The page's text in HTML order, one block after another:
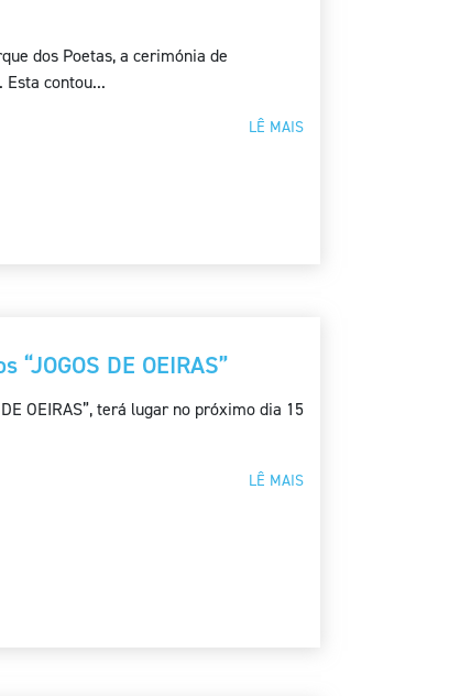
dos Poetas, a cerimónia de
Esta contou...
LÊ MAIS
DE OEIRAS”
OEIRAS”, terá lugar no próximo dia 15
LÊ MAIS